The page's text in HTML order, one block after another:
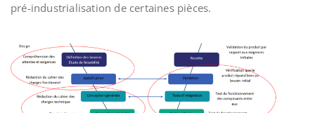
pré-industrialisation de certaines pièces.